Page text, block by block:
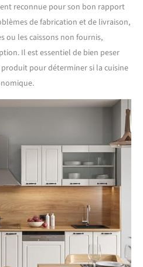
reconnue pour son bon rapport
de fabrication et de livraison,
ou les caissons non fournis,
Il est essentiel de bien peser
pour déterminer si la cuisine